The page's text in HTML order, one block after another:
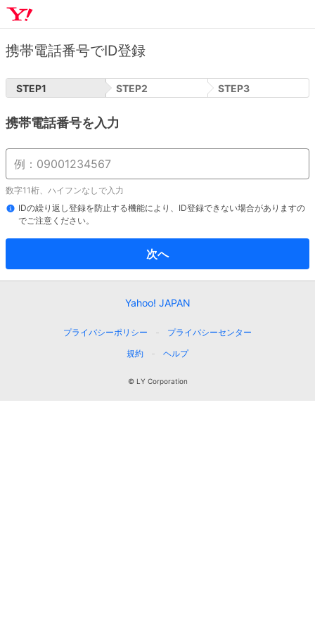
携帯電話番号でID登録
STEP1 STEP2 STEP3
携帯電話番号を入力
数字11桁、ハイフンなしで入力
IDの繰り返し登録を防止する機能により、ID登録できない場合がありますの
でご注意ください。
次へ
Yahoo! JAPAN
プライバシーポリシー
プライバシーセンター
規約
ヘルプ
© LY Corporation